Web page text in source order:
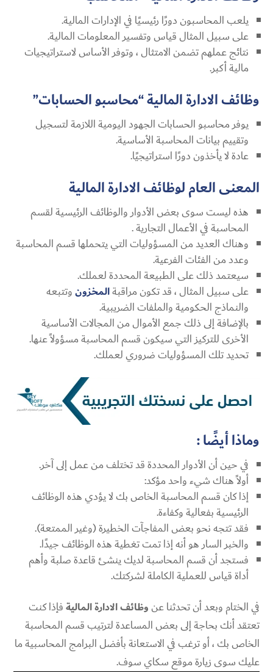
يلعب المحاسبون دورًا رئيسيًا في الإدارات المالية.
على سبيل المثال قياس وتفسير المعلومات المالية.
نتائج عملهم تضمن الامتثال ، وتوفر الأساس لاستراتيجيات
مالية أكبر.
وظائف الادارة المالية “محاسبو الحسابات”
يوفر محاسبو الحسابات الجهود اليومية اللازمة لتسجيل
وتقييم بيانات المحاسبة الأساسية.
عادة لا يأخذون دورًا استراتيجيًا.
المعنى العام لوظائف الادارة المالية
هذه ليست سوى بعض الأدوار والوظائف الرئيسية لقسم
المحاسبة في الأعمال التجارية .
وهناك العديد من المسؤوليات التي يتحملها قسم المحاسبة
وعدد من الفئات الفرعية.
سيعتمد ذلك على الطبيعة المحددة لعملك.
على سبيل المثال ، قد تكون مراقبةالمخزونوتتبعه
والنماذج الحكومية والملفات الضريبية.
بالإضافة إلى ذلك جمع الأموال من المجالات الأساسية
الأخرى للتركيز التي سيكون قسم المحاسبة مسؤولاً عنها.
تحديد تلك المسؤوليات ضروري لعملك.
وماذا أيضًا :
في حين أن الأدوار المحددة قد تختلف من عمل إلى آخر.
أولاً هناك شيء واحد مؤكد:
إذا كان قسم المحاسبة الخاص بك لا يؤدي هذه الوظائف
الرئيسية بفعالية وكفاءة.
فقد تتجه نحو بعض المفاجآت الخطيرة (وغير الممتعة).
والخبر السار هو أنه إذا تمت تغطية هذه الوظائف جيدًا.
فستجد أن قسم المحاسبة لديك ينشئ قاعدة صلبة وأهم
أداة قياس للعملية الكاملة لشركتك.
في الختام وبعد أن تحدثنا عنوظائف الادارة الماليةفإذا كنت
تعتقد أنك بحاجة إلى بعض المساعدة لترتيب قسم المحاسبة
الخاص بك ، أو ترغب في الاستعانة بأفضل البرامج المحاسبية ما
عليك سوى زيارة موقع سكاي سوف.